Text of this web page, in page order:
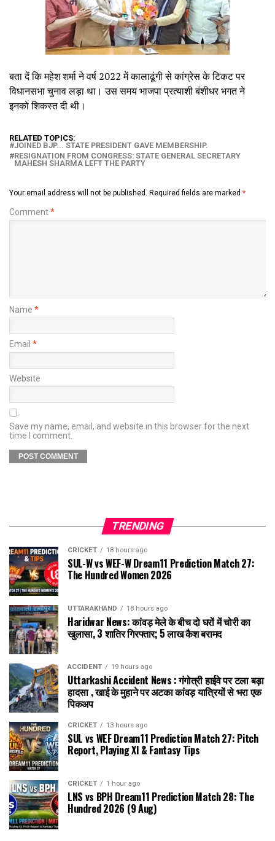
बता दें कि महेश शर्मा ने वर्ष 2022 में कालाढूंगी से कांग्रेस के टिकट पर
विधानसभा चुनाव लड़ा था। उस समय भाजपा प्रत्याशी बंशीधर भगत ने
इनको शिकस्त दी थी।
RELATED TOPICS:
JOINED BJP... STATE PRESIDENT GAVE MEMBERSHIP.
RESIGNATION FROM CONGRESS: STATE GENERAL SECRETARY
MAHESH SHARMA LEFT THE PARTY
Your email address will not be published. Required fields are marked *
Comment*
Name *
Email *
Website
Save my name, email, and website in this browser for the next
time I comment.
TRENDING
CRICKET 18 hours ago
SUL-W vs WEF-W Dream11 Prediction Match 27:
The Hundred Women 2026
UTTARAKHAND 18 hours ago
Haridwar News: कांवड़ मेले के बीच दो घरों में चोरी का
खुलासा, 3 शातिर गिरफ्तार; ₹5 लाख कैश बरामद
ACCIDENT 19 hours ago
Uttarkashi Accident News : गंगोत्री हाईवे पर टला बड़ा
हादसा , खाई के मुहाने पर अटका कांवड़ यात्रियों से भरा एक
पिकअप
CRICKET 13 hours ago
SUL vs WEF Dream11 Prediction Match 27: Pitch
Report, Playing XI & Fantasy Tips
CRICKET 1 hour ago
LNS vs BPH Dream11 Prediction Match 28: The
Hundred 2026 (9 Aug)